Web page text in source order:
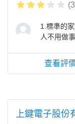
1.標準的
人不用做
查看評
上鍵電子股份